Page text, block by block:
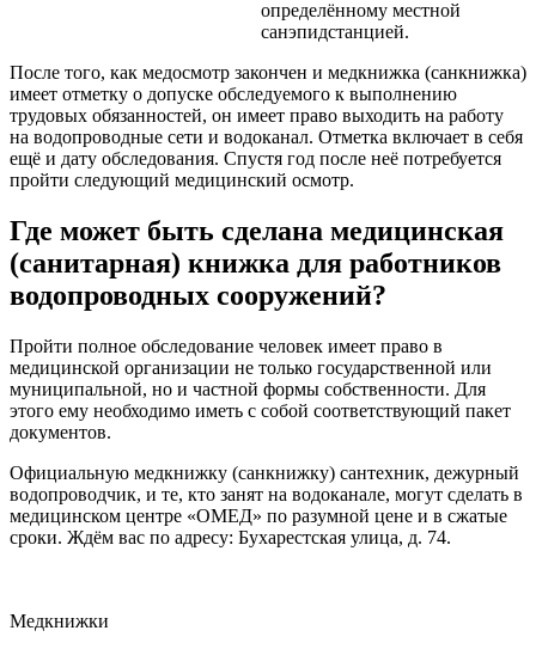
определённому местной
санэпидстанцией.
После того, как медосмотр закончен и медкнижка (санкнижка)
имеет отметку о допуске обследуемого к выполнению
трудовых обязанностей, он имеет право выходить на работу
на водопроводные сети и водоканал. Отметка включает в себя
ещё и дату обследования. Спустя год после неё потребуется
пройти следующий медицинский осмотр.
Где может быть сделана медицинская
(санитарная) книжка для работников
водопроводных сооружений?
Пройти полное обследование человек имеет право в
медицинской организации не только государственной или
муниципальной, но и частной формы собственности. Для
этого ему необходимо иметь с собой соответствующий пакет
документов.
Официальную медкнижку (санкнижку) сантехник, дежурный
водопроводчик, и те, кто занят на водоканале, могут сделать в
медицинском центре «ОМЕД» по разумной цене и в сжатые
сроки. Ждём вас по адресу: Бухарестская улица, д. 74.
Медкнижки